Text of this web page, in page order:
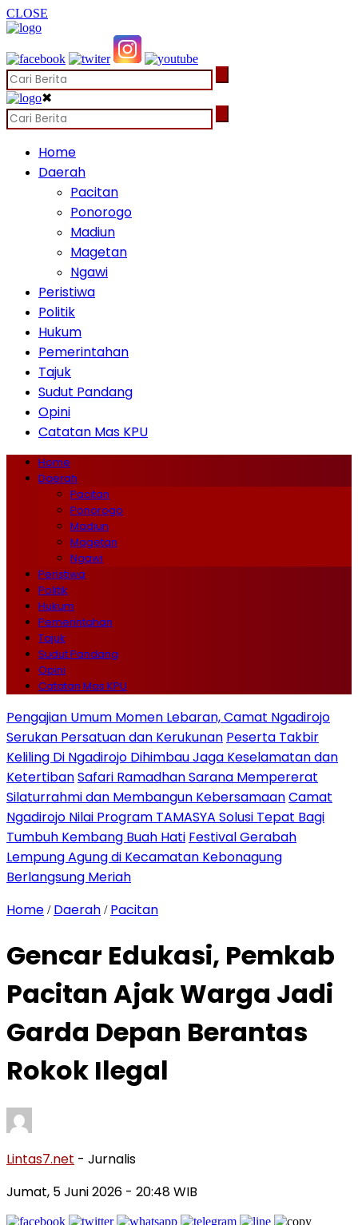
CLOSE
✖
Home
Daerah
Pacitan
Ponorogo
Madiun
Magetan
Ngawi
Peristiwa
Politik
Hukum
Pemerintahan
Tajuk
Sudut Pandang
Opini
Catatan Mas KPU
Home
Daerah
Pacitan
Ponorogo
Madiun
Magetan
Ngawi
Peristiwa
Politik
Hukum
Pemerintahan
Tajuk
Sudut Pandang
Opini
Catatan Mas KPU
Pengajian Umum Momen Lebaran, Camat Ngadirojo
Serukan Persatuan dan Kerukunan Peserta Takbir
Keliling Di Ngadirojo Dihimbau Jaga Keselamatan dan
KetertibanSafari Ramadhan Sarana Mempererat
Silaturrahmi dan Membangun KebersamaanCamat
Ngadirojo Nilai Program TAMASYA Solusi Tepat Bagi
Tumbuh Kembang Buah Hati Festival Gerabah
Lempung Agung di Kecamatan Kebonagung
Berlangsung Meriah
Home / Daerah / Pacitan
Gencar Edukasi, Pemkab
Pacitan Ajak Warga Jadi
Garda Depan Berantas
Rokok Ilegal
Lintas7.net - Jurnalis
Jumat, 5 Juni 2026 - 20:48 WIB